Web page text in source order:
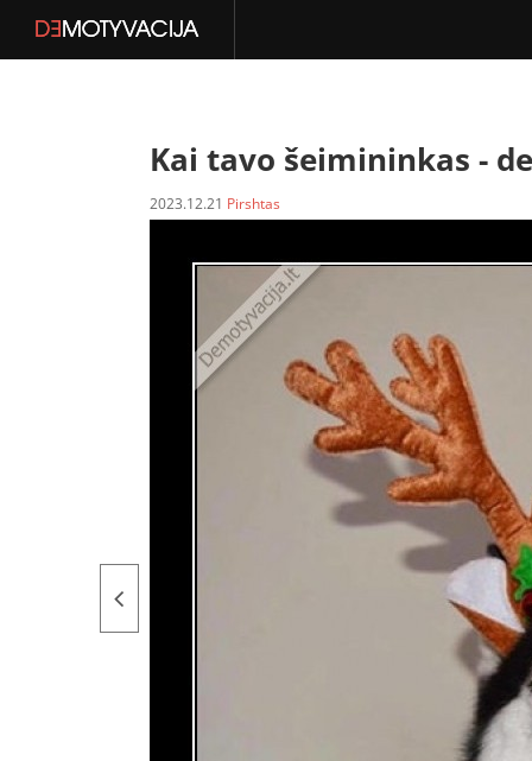
Kai tavo šeimininkas -
2023.12.21 Pirshtas